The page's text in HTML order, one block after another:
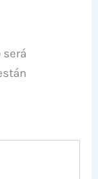
será